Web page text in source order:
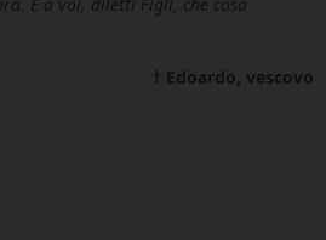
† Edoardo, vescovo